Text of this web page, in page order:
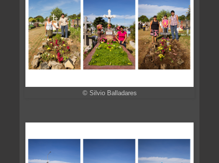
© Silvio Balladares